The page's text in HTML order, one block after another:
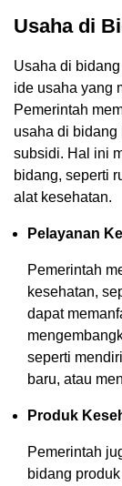
Usaha di
Usaha di
ide usaha yang
Pemerintah
usaha di bidang
subsidi. Hal ini
bidang, seperti
alat kesehatan.
Pelayanan
Pemerintah
kesehatan,
dapat
seperti
baru, atau
Produk
Pemerintah
bidang